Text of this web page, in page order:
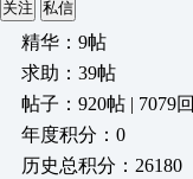
关注 私信
精华：9帖
求助：39帖
帖子：920帖 | 7079回
年度积分：0
历史总积分：26180